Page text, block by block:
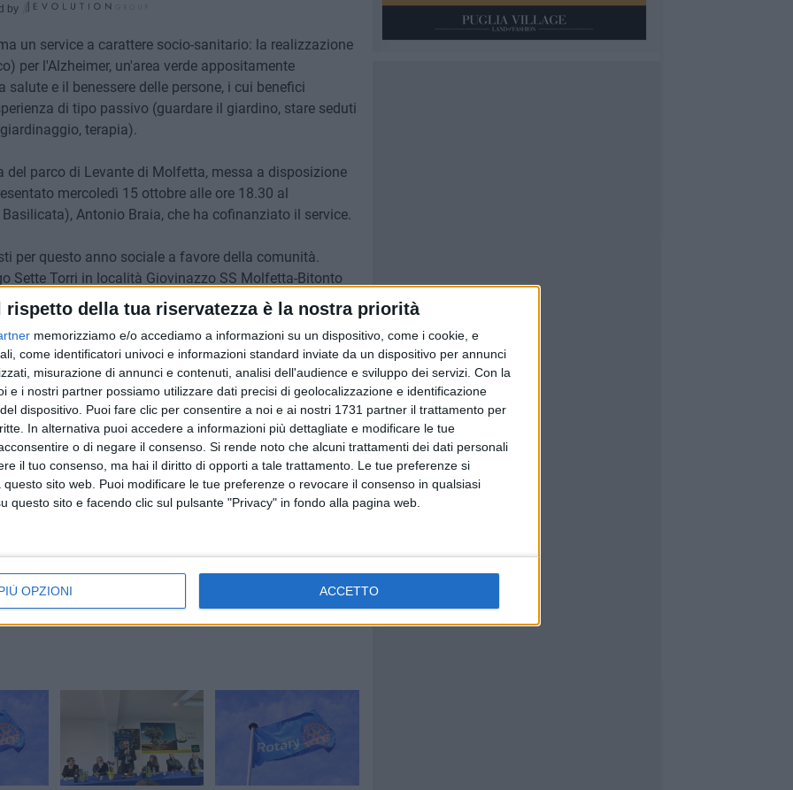
rispetto della tua riservatezza è la nostra priorità
memorizziamo e/o accediamo a informazioni su un dispositivo, come i cookie, e
come identificatori univoci e informazioni standard inviate da un dispositivo per annunci
misurazione di annunci e contenuti, analisi dell'audience e sviluppo dei servizi. Con la
e i nostri partner possiamo utilizzare dati precisi di geolocalizzazione e identificazione
dispositivo. Puoi fare clic per consentire a noi e ai nostri 1731 partner il trattamento per
In alternativa puoi accedere a informazioni più dettagliate e modificare le tue
o di negare il consenso. Si rende noto che alcuni trattamenti dei dati personali
il tuo consenso, ma hai il diritto di opporti a tale trattamento. Le tue preferenze si
sito web. Puoi modificare le tue preferenze o revocare il consenso in qualsiasi
questo sito e facendo clic sul pulsante "Privacy" in fondo alla pagina web.
OPZIONI ACCETTO
by
un service a carattere socio-sanitario: la realizzazione
per l'Alzheimer, un'area verde appositamente
e il benessere delle persone, i cui benefici
di tipo passivo (guardare il giardino, stare seduti
terapia).
del parco di Levante di Molfetta, messa a disposizione
mercoledì 15 ottobre alle ore 18.30 al
Antonio Braia, che ha cofinanziato il service.
per questo anno sociale a favore della comunità.
Sette Torri in località Giovinazzo SS Molfetta-Bitonto
umanitari sui quali spicca l'eradicazione della
è arrivata al 99%.
a
largo
6 AGOSTO 2026
Molfetta piange Marta Maria
Pisani, ultima maestra della
sartoria molfettese